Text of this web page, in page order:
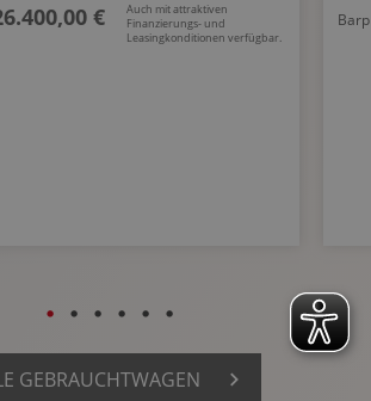
€
Auch mit attraktiven
Finanzierungs- und
Leasingkonditionen verfügbar.
GEBRAUCHTWAGEN